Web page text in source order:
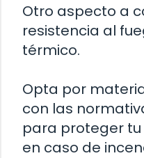
Otro aspecto a
resistencia al
térmico.
Opta por
con las
para proteger
en caso de